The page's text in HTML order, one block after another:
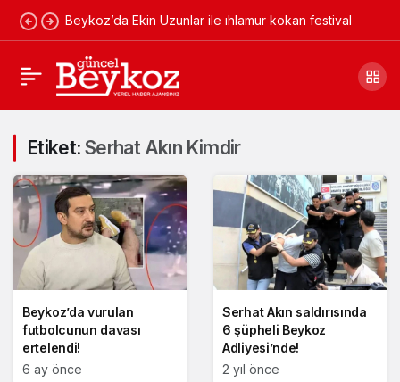
Beykoz’da Ekin Uzunlar ile ıhlamur kokan festival
Etiket: Serhat Akın Kimdir
Beykoz’da vurulan
futbolcunun davası
ertelendi!
6 ay önce
Serhat Akın saldırısında
6 şüpheli Beykoz
Adliyesi’nde!
2 yıl önce